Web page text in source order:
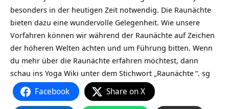
besonders in der heutigen Zeit notwendig. Die Raunächte
bieten dazu eine wundervolle Gelegenheit. Wie unsere
Vorfahren können wir während der Raunächte auf Zeichen
der höheren Welten achten und um Führung bitten. Wenn
du mehr über die Raunächte erfahren möchtest, dann
schau ins Yoga Wiki unter dem Stichwort „Raunächte“. sg
Facebook Share on X